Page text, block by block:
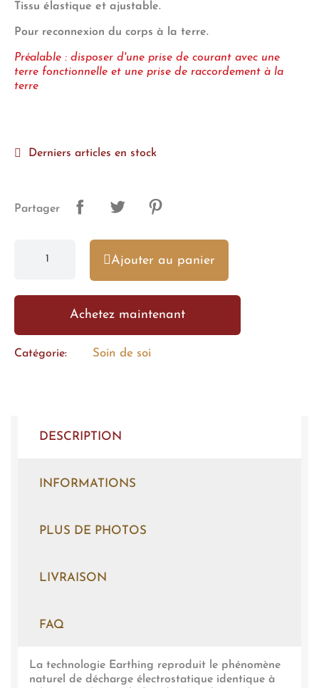
Tissu élastique et ajustable.
Pour reconnexion du corps à la terre.
Préalable : disposer d'une prise de courant avec une
terre fonctionnelle et une prise de raccordement à la
terre
Derniers articles en stock
Partager
Ajouter au panier
Achetez maintenant
Catégorie Soin de soi
DESCRIPTION
INFORMATIONS
PLUS DE PHOTOS
LIVRAISON
FAQ
La technologie Earthing reproduit le phénomène
naturel de décharge électrostatique identique à